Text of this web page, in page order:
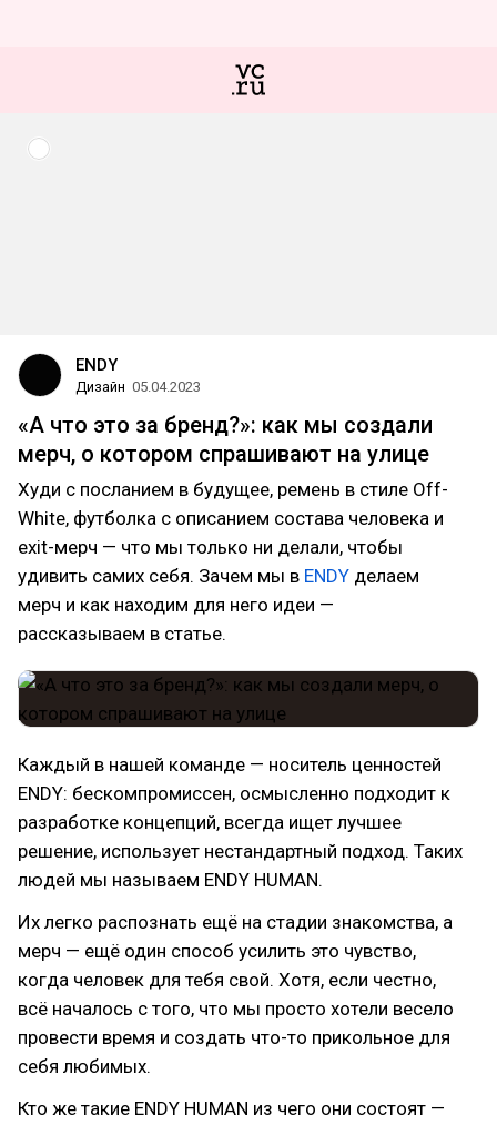
ENDY
Дизайн 05.04.2023
«А что это за бренд?»: как мы создали
мерч, о котором спрашивают на улице
Худи с посланием в будущее, ремень в стиле Off-
White, футболка с описанием состава человека и
exit-мерч — что мы только ни делали, чтобы
удивить самих себя. Зачем мы в ENDY делаем
мерч и как находим для него идеи —
рассказываем в статье.
Каждый в нашей команде — носитель ценностей
ENDY: бескомпромиссен, осмысленно подходит к
разработке концепций, всегда ищет лучшее
решение, использует нестандартный подход. Таких
людей мы называем ENDY HUMAN.
Их легко распознать ещё на стадии знакомства, а
мерч — ещё один способ усилить это чувство,
когда человек для тебя свой. Хотя, если честно,
всё началось с того, что мы просто хотели весело
провести время и создать что-то прикольное для
себя любимых.
Кто же такие ENDY HUMAN из чего они состоят —